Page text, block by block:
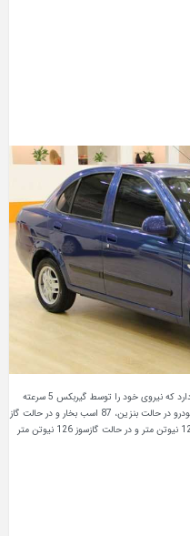
تیبا گاز سوز موتوری پایه گاز سوز به حجم 1503 سی سی دارد که نیروی خود را توسط گیربکس 5 سرعته
دستی به چرخهای جلو انتقال میدهد. قدرت موتور این خودرو در حالت بنزین، 87 اسب بخار و در حالت گاز
80 اسب بخار است. گشتاور آن نیز در حالت بنزین سوز 128 نیوتن متر و در حالت گازسوز 126 نیوتن متر